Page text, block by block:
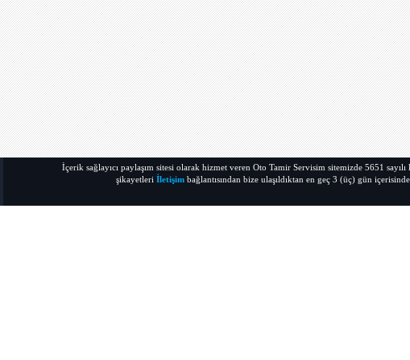
İçerik sağlayıcı paylaşım sitesi olarak hizmet veren Oto Tamir Servisim sitemizde 5651
şikayetleri İletişim bağlantısından bize ulaşıldıktan en geç 3 (üç) gün